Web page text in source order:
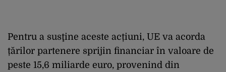
Pentru a susţine aceste acțiuni, UE va acorda
țărilor partenere sprijin financiar în valoare de
peste 15,6 miliarde euro, provenind din